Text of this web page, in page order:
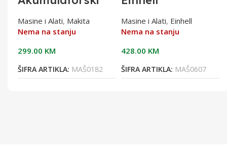
DFS451Z
Masine i Alati, Makita
Nema na stanju
299.00 KM
ŠIFRA ARTIKLA: MAŠ0182
za zidove i
stropove TC-DW
225
Masine i Alati, Einhell
Nema na stanju
428.00 KM
ŠIFRA ARTIKLA: MAŠ0607